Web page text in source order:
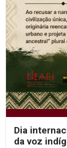
Dia
da voz